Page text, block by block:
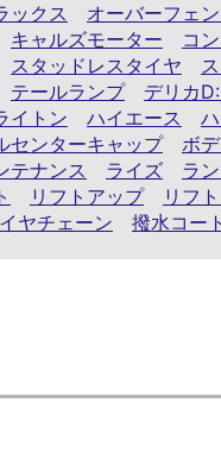
ックス オーバーフェ
キャルズモーター コ
スタッドレスタイヤ
テールランプ デリカ
イトン ハイエース
センターキャップ
ボ
テナンス ライズ ラ
リフトアップ
リフ
ヤチェーン 撥水コート